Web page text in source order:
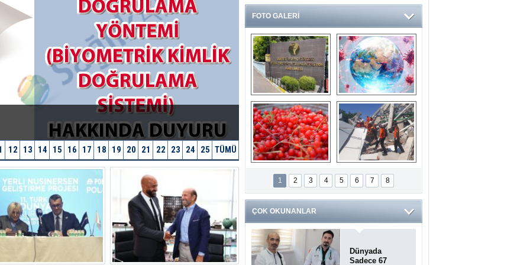
12 13 14 15 16 17 18 19 20 21 22 23 24 25 TÜMÜ
FOTO GALERİ
Ve burası da bir
devlet hastanesi
14 soruda
Koronavirüs
hakkında kendinizi
test edin...
Gilaburu meyvesi
kanserden koruyor
Endonezya’daki
deprem: Ölü sayısı
bin 203'e yükseldi
1 2 3 4 5 6 7 8
ÇOK OKUNANLAR
Dünyada
Sadece 67